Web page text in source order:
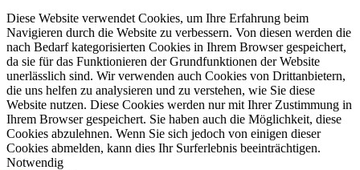
Diese Website verwendet Cookies, um Ihre Erfahrung beim
Navigieren durch die Website zu verbessern. Von diesen werden die
nach Bedarf kategorisierten Cookies in Ihrem Browser gespeichert,
da sie für das Funktionieren der Grundfunktionen der Website
unerlässlich sind. Wir verwenden auch Cookies von Drittanbietern,
die uns helfen zu analysieren und zu verstehen, wie Sie diese
Website nutzen. Diese Cookies werden nur mit Ihrer Zustimmung in
Ihrem Browser gespeichert. Sie haben auch die Möglichkeit, diese
Cookies abzulehnen. Wenn Sie sich jedoch von einigen dieser
Cookies abmelden, kann dies Ihr Surferlebnis beeinträchtigen.
Notwendig